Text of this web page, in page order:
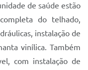
de saúde estão
do telhado,
instalação de
vinílica. Também
com instalação de